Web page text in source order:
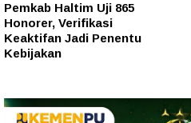
Pemkab Haltim Uji 865
Honorer, Verifikasi
Keaktifan Jadi Penentu
Kebijakan